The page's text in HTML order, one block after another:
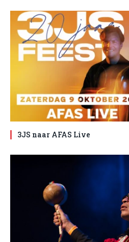
3JS naar AFAS Live